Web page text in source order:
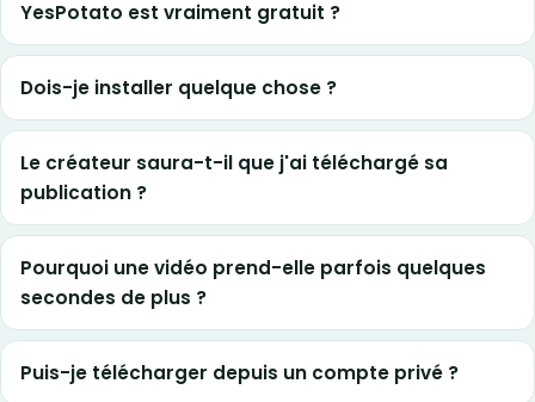
YesPotato est vraiment gratuit ?
Dois-je installer quelque chose ?
Le créateur saura-t-il que j'ai téléchargé sa
publication ?
Pourquoi une vidéo prend-elle parfois quelques
secondes de plus ?
Puis-je télécharger depuis un compte privé ?